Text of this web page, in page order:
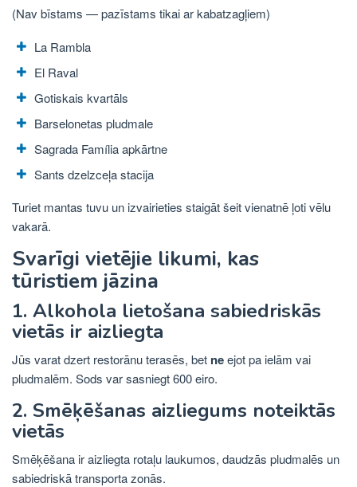
(Nav bīstams — pazīstams tikai ar kabatzagļiem)
La Rambla
El Raval
Gotiskais kvartāls
Barselonetas pludmale
Sagrada Família apkārtne
Sants dzelzceļa stacija
Turiet mantas tuvu un izvairieties staigāt šeit vienatnē ļoti vēlu
vakarā.
Svarīgi vietējie likumi, kas
tūristiem jāzina
1. Alkohola lietošana sabiedriskās
vietās ir aizliegta
Jūs varat dzert restorānu terasēs, bet neejot pa ielām vai
pludmalēm. Sods var sasniegt 600 eiro.
2. Smēķēšanas aizliegums noteiktās
vietās
Smēķēšana ir aizliegta rotaļu laukumos, daudzās pludmalēs un
sabiedriskā transporta zonās.